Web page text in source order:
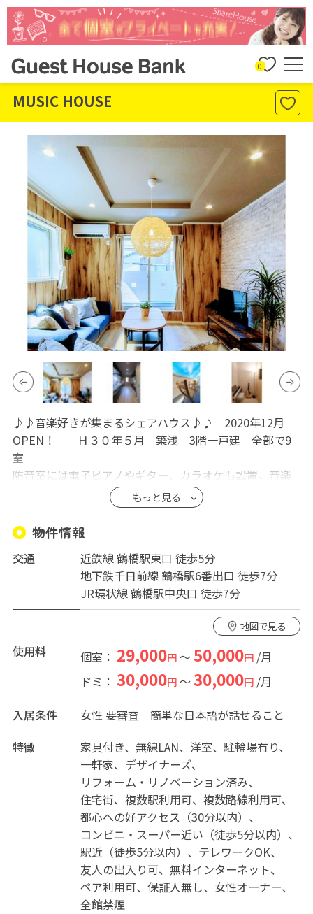
0
MUSIC HOUSE
♪♪音楽好きが集まるシェアハウス♪♪ 2020年12月
OPEN！ Ｈ３０年５月 築浅 3階一戸建 全部で9
室
防音室には電子ピアノやギター、カラオケも設置。音楽
的な繋がりが出来ることをコンセプトとして作り上げま
した。楽器を持ち込めばみんなで演奏が可能です。楽器
ができなくても大丈夫。無料で教えあうことも可能で
す。聞くのが好きなかたでもかまいません。いろんな話
題でもりあがりましょう。
最寄駅 近鉄「鶴橋駅」まで徒歩5分 JR環状線「鶴橋
駅」まで徒歩7分 地下鉄千日前線「鶴橋駅」まで徒歩
7分
鶴橋駅から『天王寺駅』まで約5分、『大阪駅』まで約15
分 『難波駅』まで約7分とアクセスも抜群です。なん
ば・天王寺・京橋は自転車でも行ける範囲です。
難波駅(約3.４km 約15分程)、天王寺駅(約2.2km 約1５分
程)
○生活面：徒歩2分で鶴橋商店街 スーパー徒歩5分、コン
ビニ徒歩3分、郵便局徒歩3分、スーパー銭湯徒歩3分、飲
食店も多数あり生活にはとても便利です。コリアンタウン
も近く、休日はたくさんの人が訪れます。
○設備も新品できれい。是非内覧にお越し下さい！
もっと見る
物件情報
交通
近鉄線 鶴橋駅東口 徒歩5分
地下鉄千日前線 鶴橋駅6番出口 徒歩7分
JR環状線 鶴橋駅中央口 徒歩7分
地図で見る
使用料 個室： 29,000円～50,000円/月
ドミ： 30,000円～30,000円/月
入居条件
女性 要審査 簡単な日本語が話せること
特徴
家具付き 無線LAN 洋室
駐輪場有り
一軒家
デザイナーズ
リフォーム・リノベーション済み
住宅街
複数駅利用可
複数路線利用可
都心への好アクセス（30分以内）
コンビニ・スーパー近い（徒歩5分以内）
駅近（徒歩5分以内）
テレワークOK
友人の出入り可
無料インターネット
ペア利用可
保証人無し
女性オーナー
全館禁煙